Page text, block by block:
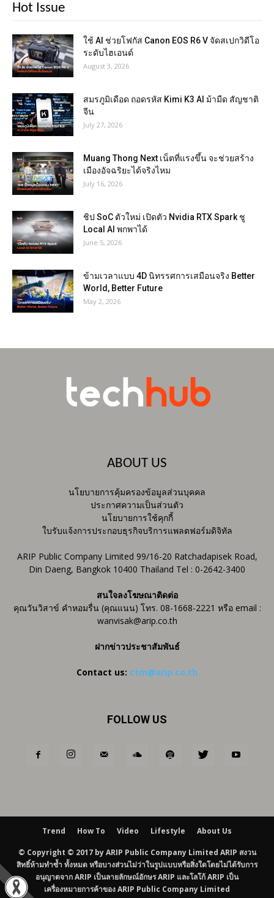
Hot Issue
ใช้ AI ช่วยโฟกัส Canon EOS R6 V จัดสเปกวิดีโอ
ระดับไฮเอนด์
August 3, 2026
สมรภูมิเดือด ถอดรหัส Kimi K3 AI ม้ามืด สัญชาติ
จีน
July 27, 2026
Muang Thong Next เน็ตที่แรงขึ้น จะช่วยสร้าง
เมืองอัจฉริยะได้จริงไหม
July 16, 2026
ชิป SoC ตัวใหม่ เปิดตัว Nvidia RTX Spark ชู
Local AI พกพาได้
June 5, 2026
ข้ามเวลาแบบ 4D นิทรรศการเสมือนจริง Better
World, Better Future
May 2, 2026
ABOUT US
นโยบายการคุ้มครองข้อมูลส่วนบุคคล
ประกาศความเป็นส่วนตัว
นโยบายการใช้คุกกี้
ใบรับแจ้งการประกอบธุรกิจบริการแพลตฟอร์มดิจิทัล
ARIP Public Company Limited 99/16-20 Ratchadapisek Road,
Din Daeng, Bangkok 10400 Thailand Tel : 0-2642-3400
สนใจลงโฆษณาติดต่อ
คุณวันวิสาข์ คำหอมรื่น (คุณแนน) โทร. 08-1668-2221 หรือ email :
wanvisak@arip.co.th
ฝากข่าวประชาสัมพันธ์
Contact us: ctm@arip.co.th
FOLLOW US
Trend How To Video Lifestyle About Us
© Copyright © 2017 by ARIP Public Company Limited ARIP สงวน
สิทธิ์ห้ามทำซ้ำ ทั้งหมด หรือบางส่วนไม่ว่าในรูปแบบหรือสิ่งใดโดยไม่ได้รับการ
อนุญาตจาก ARIP เป็นลายลักษณ์อักษร ARIP และโลโก้ ARIP เป็น
เครื่องหมายการค้าของ ARIP Public Company Limited